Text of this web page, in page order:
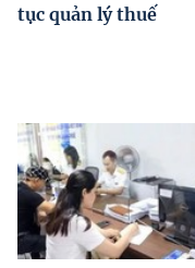
tục quản lý thuế